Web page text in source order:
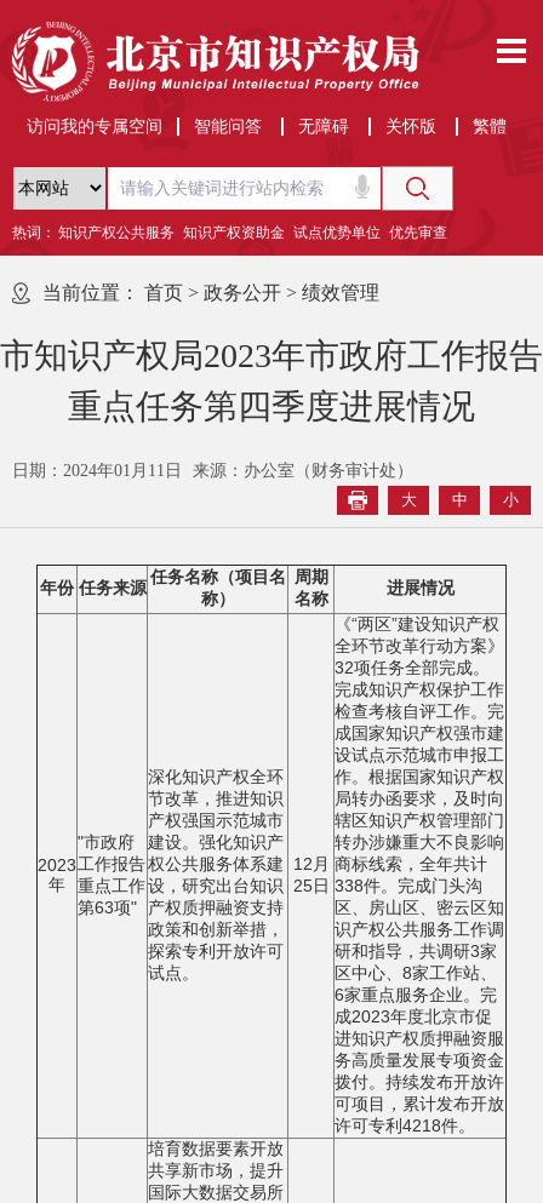
访问我的专属空间 智能问答 无障碍 关怀版 繁體
热词： 知识产权公共服务 知识产权资助金 试点优势单位 优先审查
当前位置： 首页 > 政务公开 > 绩效管理
市知识产权局2023年市政府工作报告
重点任务第四季度进展情况
日期：2024年01月11日
来源：办公室（财务审计处）
大
中 小
年份 任务来源
任务名称（项目名
称）
周期
名称
进展情况
2023
年
"市政府
工作报告
重点工作
第63项"
深化知识产权全环
节改革，推进知识
产权强国示范城市
建设。强化知识产
权公共服务体系建
设，研究出台知识
产权质押融资支持
政策和创新举措，
探索专利开放许可
试点。
12月
25日
《“两区”建设知识产权
全环节改革行动方案》
32项任务全部完成。
完成知识产权保护工作
检查考核自评工作。完
成国家知识产权强市建
设试点示范城市申报工
作。根据国家知识产权
局转办函要求，及时向
辖区知识产权管理部门
转办涉嫌重大不良影响
商标线索，全年共计
338件。完成门头沟
区、房山区、密云区知
识产权公共服务工作调
研和指导，共调研3家
区中心、8家工作站、
6家重点服务企业。完
成2023年度北京市促
进知识产权质押融资服
务高质量发展专项资金
拨付。持续发布开放许
可项目，累计发布开放
许可专利4218件。
培育数据要素开放
共享新市场，提升
国际大数据交易所